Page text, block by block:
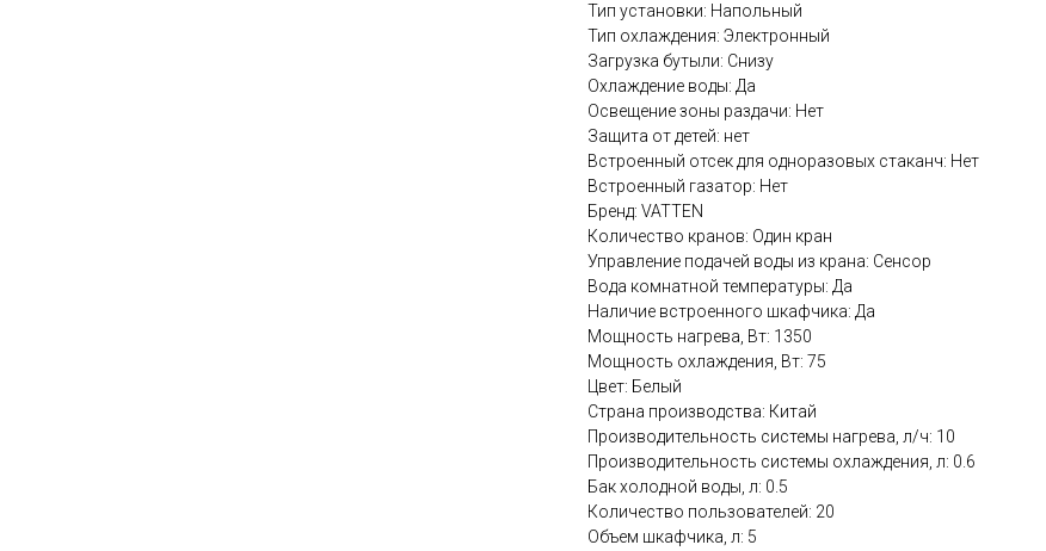
Тип установки: Напольный
Тип охлаждения: Электронный
Загрузка бутыли: Снизу
Охлаждение воды: Да
Освещение зоны раздачи: Нет
Защита от детей: нет
Встроенный отсек для одноразовых стаканч: Нет
Встроенный газатор: Нет
Бренд: VATTEN
Количество кранов: Один кран
Управление подачей воды из крана: Сенсор
Вода комнатной температуры: Да
Наличие встроенного шкафчика: Да
Мощность нагрева, Вт: 1350
Мощность охлаждения, Вт: 75
Цвет: Белый
Страна производства: Китай
Производительность системы нагрева, л/ч: 10
Производительность системы охлаждения, л: 0.6
Бак холодной воды, л: 0.5
Количество пользователей: 20
Объем шкафчика, л: 5